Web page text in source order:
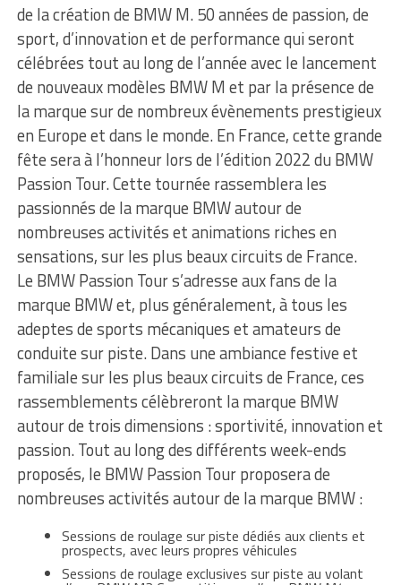
de la création de BMW M. 50 années de passion, de
sport, d’innovation et de performance qui seront
célébrées tout au long de l’année avec le lancement
de nouveaux modèles BMW M et par la présence de
la marque sur de nombreux évènements prestigieux
en Europe et dans le monde. En France, cette grande
fête sera à l’honneur lors de l’édition 2022 du BMW
Passion Tour. Cette tournée rassemblera les
passionnés de la marque BMW autour de
nombreuses activités et animations riches en
sensations, sur les plus beaux circuits de France.
Le BMW Passion Tour s’adresse aux fans de la
marque BMW et, plus généralement, à tous les
adeptes de sports mécaniques et amateurs de
conduite sur piste. Dans une ambiance festive et
familiale sur les plus beaux circuits de France, ces
rassemblements célèbreront la marque BMW
autour de trois dimensions : sportivité, innovation et
passion. Tout au long des différents week-ends
proposés, le BMW Passion Tour proposera de
nombreuses activités autour de la marque BMW :
Sessions de roulage sur piste dédiés aux clients et
prospects, avec leurs propres véhicules
Sessions de roulage exclusives sur piste au volant